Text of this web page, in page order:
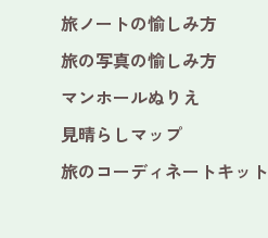
旅ノートの愉しみ方
旅の写真の愉しみ方
マンホールぬりえ
見晴らしマップ
旅のコーディネートキット